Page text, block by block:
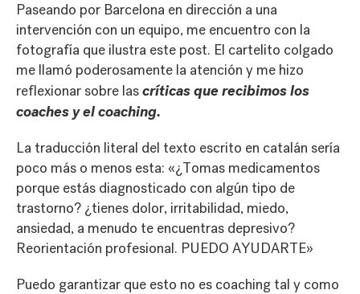
Paseando por Barcelona en dirección a una
intervención con un equipo, me encuentro con la
fotografía que ilustra este post. El cartelito colgado
me llamó poderosamente la atención y me hizo
reflexionar sobre lascríticas que recibimos los
coaches y el coaching.
La traducción literal del texto escrito en catalán sería
poco más o menos esta: «¿Tomas medicamentos
porque estás diagnosticado con algún tipo de
trastorno? ¿tienes dolor, irritabilidad, miedo,
ansiedad, a menudo te encuentras depresivo?
Reorientación profesional. PUEDO AYUDARTE»
Puedo garantizar que esto no es coaching tal y como